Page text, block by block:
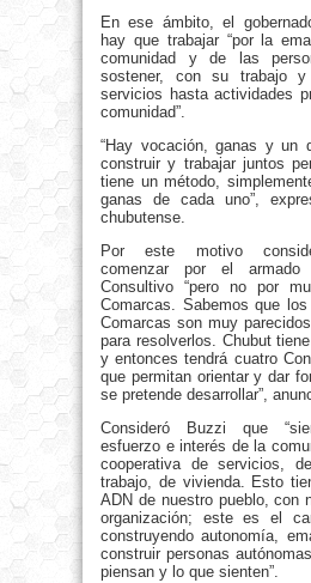
En ese ámbito, el
hay que trabajar “por la
comunidad y de las
sostener, con su trabajo y
servicios hasta actividades
comunidad”.
“Hay vocación, ganas y un
construir y trabajar juntos
tiene un método,
ganas de cada uno”,
chubutense.
Por este motivo
comenzar por el
Consultivo “pero no por
Comarcas. Sabemos que
Comarcas son muy
para resolverlos. Chubut
y entonces tendrá cuatro
que permitan orientar y dar
se pretende desarrollar”,
Consideró Buzzi que
esfuerzo e interés de la
cooperativa de servicios,
trabajo, de vivienda. Esto
ADN de nuestro pueblo, con
organización; este es el
construyendo autonomía,
construir personas
piensan y lo que sienten”.